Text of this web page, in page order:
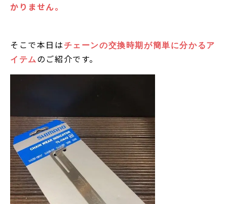
かりません。
そこで本日はチェーンの交換時期が簡単に分かるア
イテム のご紹介です。